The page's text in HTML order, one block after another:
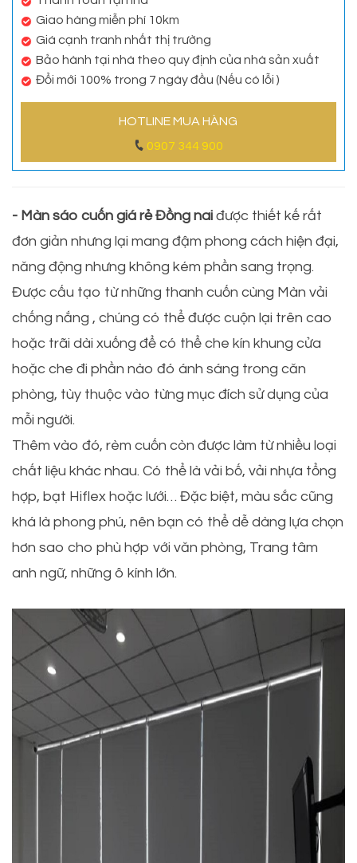
Giao hàng miễn phí 10km
Giá cạnh tranh nhất thị trường
Bảo hành tại nhà theo quy định của nhà sản xuất
Đổi mới 100% trong 7 ngày đầu (Nếu có lỗi )
HOTLINE MUA HÀNG
0907 344 900
- Màn sáo cuốn giá rẻ Đồng nai được thiết kế rất
đơn giản nhưng lại mang đậm phong cách hiện đại,
năng động nhưng không kém phần sang trọng.
Được cấu tạo từ những thanh cuốn cùng Màn vải
chống nắng , chúng có thể được cuộn lại trên cao
hoặc trãi dài xuống để có thể che kín khung cửa
hoặc che đi phần nào đó ánh sáng trong căn
phòng, tùy thuộc vào từng mục đích sử dụng của
mỗi người.
Thêm vào đó, rèm cuốn còn được làm từ nhiều loại
chất liệu khác nhau. Có thể là vải bố, vải nhựa tổng
hợp, bạt Hiflex hoặc lưới… Đặc biệt, màu sắc cũng
khá là phong phú, nên bạn có thể dễ dàng lựa chọn
hơn sao cho phù hợp với văn phòng, Trang tâm
anh ngữ, những ô kính lớn.